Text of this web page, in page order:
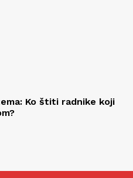
Ko štiti radnike koji